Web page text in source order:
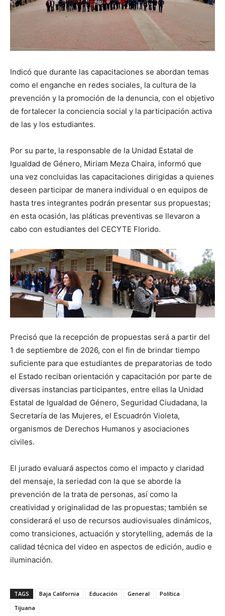
Indicó que durante las capacitaciones se abordan temas
como el enganche en redes sociales, la cultura de la
prevención y la promoción de la denuncia, con el objetivo
de fortalecer la conciencia social y la participación activa
de las y los estudiantes.
Por su parte, la responsable de la Unidad Estatal de
Igualdad de Género, Miriam Meza Chaira, informó que
una vez concluidas las capacitaciones dirigidas a quienes
deseen participar de manera individual o en equipos de
hasta tres integrantes podrán presentar sus propuestas;
en esta ocasión, las pláticas preventivas se llevaron a
cabo con estudiantes del CECYTE Florido.
Precisó que la recepción de propuestas será a partir del
1 de septiembre de 2026, con el fin de brindar tiempo
suficiente para que estudiantes de preparatorias de todo
el Estado reciban orientación y capacitación por parte de
diversas instancias participantes, entre ellas la Unidad
Estatal de Igualdad de Género, Seguridad Ciudadana, la
Secretaría de las Mujeres, el Escuadrón Violeta,
organismos de Derechos Humanos y asociaciones
civiles.
El jurado evaluará aspectos como el impacto y claridad
del mensaje, la seriedad con la que se aborde la
prevención de la trata de personas, así como la
creatividad y originalidad de las propuestas; también se
considerará el uso de recursos audiovisuales dinámicos,
como transiciones, actuación y storytelling, además de la
calidad técnica del video en aspectos de edición, audio e
iluminación.
TAGS Baja California Educación General
Política
Tijuana